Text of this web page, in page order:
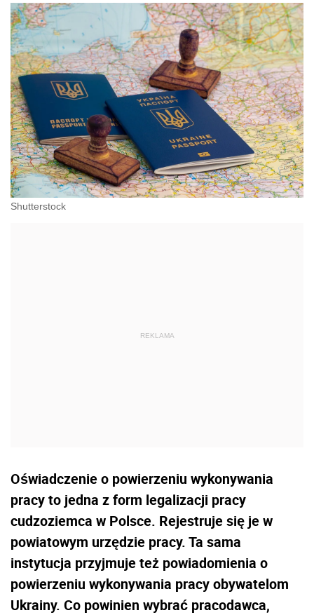
Shutterstock
Oświadczenie o powierzeniu wykonywania
pracy to jedna z form legalizacji pracy
cudzoziemca w Polsce. Rejestruje się je w
powiatowym urzędzie pracy. Ta sama
instytucja przyjmuje też powiadomienia o
powierzeniu wykonywania pracy obywatelom
Ukrainy. Co powinien wybrać pracodawca,